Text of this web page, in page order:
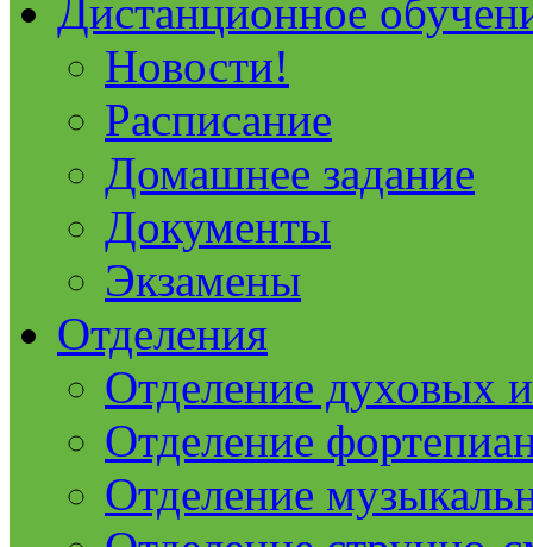
Дистанционное
Новости!
Расписание
Домашнее задание
Документы
Экзамены
Отделения
Отделение духовых
Отделение
Отделение